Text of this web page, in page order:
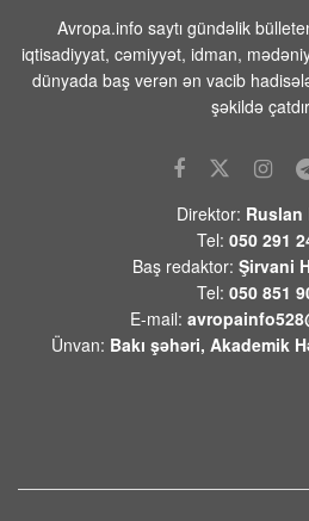
Ərəbistanına gedib
07 AVQUST 2026 / 9:03
Husilər Səudiyyə
atəşinə tutub-
07 AVQUST 2026 / 8:55
Pentaqon dekabr
uzaqmənzilli PrSM
tədarük edildiyini
07 AVQUST 2026 / 8:17
FAA yüzlərlə
təyyarəsində
Avropa.info saytı gündəlik
iqtisadiyyat, cəmiyyət, idman,
dünyada baş verən ən vacib
şəkildə
Direktor: Ruslan
Tel: 050 291
Baş redaktor: Şirvani
Tel: 050 851
E-mail:
Ünvan: Bakı şəhəri, Akademik